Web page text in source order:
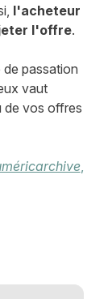
l'acheteur
l'offre.
passation
vaut
de vos offres
,